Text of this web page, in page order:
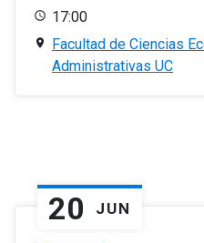
17:00
Facultad de Ciencias
Administrativas UC
20 JUN